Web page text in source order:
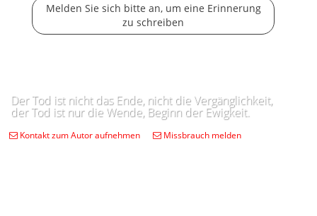
Melden Sie sich bitte an, um eine Erinnerung
zu schreiben
Der Tod ist nicht das Ende, nicht die Vergänglichkeit,
der Tod ist nur die Wende, Beginn der Ewigkeit.
Kontakt zum Autor aufnehmen Missbrauch melden